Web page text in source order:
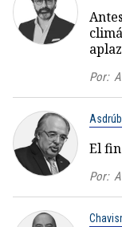
Por:
El
Por: